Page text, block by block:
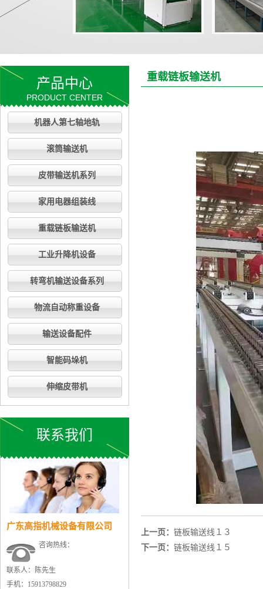
产品中心
PRODUCT CENTER
机器人第七轴地轨
滚筒输送机
皮带输送机系列
家用电器组装线
重载链板输送机
工业升降机设备
转弯机输送设备系列
物流自动称重设备
输送设备配件
智能码垛机
伸缩皮带机
联系我们
广东高指机械设备有限公司
咨询热线：
联系人：陈先生
手机：15913798829
重载链板输送机
上一页： 链板输送线１３
下一页： 链板输送线１５